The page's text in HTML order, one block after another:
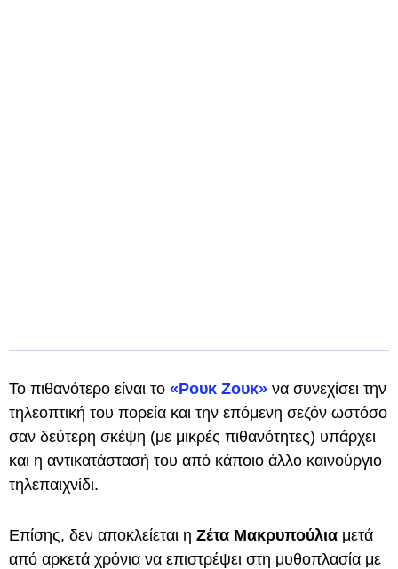
Το πιθανότερο είναι το «Ρουκ Ζουκ» να συνεχίσει την
τηλεοπτική του πορεία και την επόμενη σεζόν ωστόσο
σαν δεύτερη σκέψη (με μικρές πιθανότητες) υπάρχει
και η αντικατάστασή του από κάποιο άλλο καινούργιο
τηλεπαιχνίδι.
Επίσης, δεν αποκλείεται η Ζέτα Μακρυπούλια μετά
από αρκετά χρόνια να επιστρέψει στη μυθοπλασία με